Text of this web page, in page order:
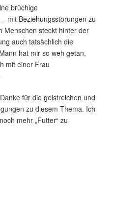
brüchige
mit Beziehungsstörungen zu
Menschen steckt hinter der
auch tatsächlich die
hat mir so weh getan,
mit einer Frau
für die geistreichen und
zu diesem Thema. Ich
mehr „Futter“ zu